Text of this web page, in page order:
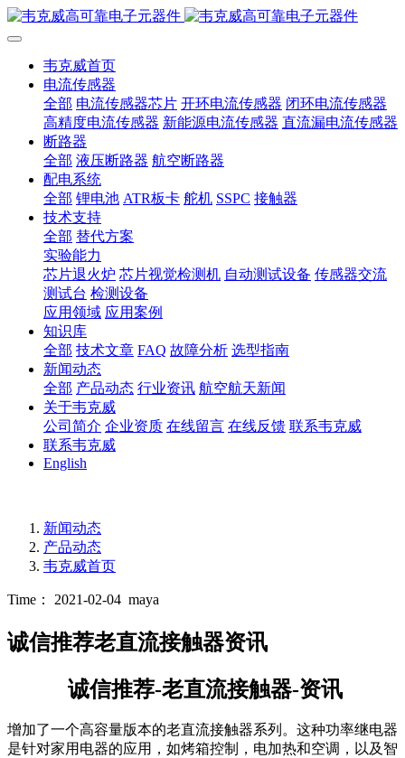
韦克威首页
电流传感器
全部 电流传感器芯片 开环电流传感器 闭环电流传感器
高精度电流传感器 新能源电流传感器 直流漏电流传感器
断路器
全部 液压断路器 航空断路器
配电系统
全部 锂电池 ATR板卡 舵机 SSPC 接触器
技术支持
全部 替代方案
实验能力
芯片退火炉 芯片视觉检测机 自动测试设备 传感器交流
测试台 检测设备
应用领域 应用案例
知识库
全部 技术文章 FAQ 故障分析 选型指南
新闻动态
全部 产品动态 行业资讯 航空航天新闻
关于韦克威
公司简介 企业资质 在线留言 在线反馈 联系韦克威
联系韦克威
English
新闻动态
产品动态
韦克威首页
Time： 2021-02-04 maya
诚信推荐老直流接触器资讯
诚信推荐-老直流接触器-资讯
增加了一个高容量版本的老直流接触器系列。这种功率继电器
是针对家用电器的应用，如烤箱控制，电加热和空调，以及智